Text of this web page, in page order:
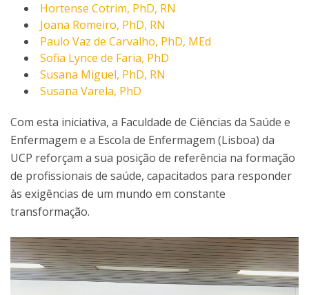
Hortense Cotrim, PhD, RN
Joana Romeiro, PhD, RN
Paulo Vaz de Carvalho, PhD, MEd
Sofia Lynce de Faria, PhD
Susana Miguel, PhD, RN
Susana Varela, PhD
Com esta iniciativa, a Faculdade de Ciências da Saúde e
Enfermagem e a Escola de Enfermagem (Lisboa) da
UCP reforçam a sua posição de referência na formação
de profissionais de saúde, capacitados para responder
às exigências de um mundo em constante
transformação.